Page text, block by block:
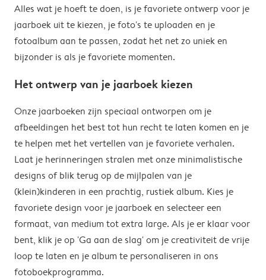
Alles wat je hoeft te doen, is je favoriete ontwerp voor je
jaarboek uit te kiezen, je foto's te uploaden en je
fotoalbum aan te passen, zodat het net zo uniek en
bijzonder is als je favoriete momenten.
Het ontwerp van je jaarboek kiezen
Onze jaarboeken zijn speciaal ontworpen om je
afbeeldingen het best tot hun recht te laten komen en je
te helpen met het vertellen van je favoriete verhalen.
Laat je herinneringen stralen met onze minimalistische
designs of blik terug op de mijlpalen van je
(klein)kinderen in een prachtig, rustiek album. Kies je
favoriete design voor je jaarboek en selecteer een
formaat, van medium tot extra large. Als je er klaar voor
bent, klik je op 'Ga aan de slag' om je creativiteit de vrije
loop te laten en je album te personaliseren in ons
fotoboekprogramma.